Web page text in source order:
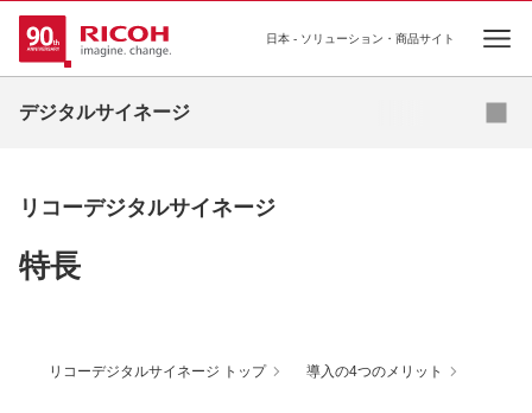
日本 - ソリューション・商品サイト
デジタルサイネージ
お役立ちコラム
業種・業態別ソリューション
リコーデジタルサイネージ
特長
リコーデジタルサイネージ トップ 導入の4つのメリット